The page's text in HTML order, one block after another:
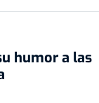
humor a las